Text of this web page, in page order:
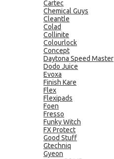
Cartec
Chemical Guys
Cleantle
Colad
Collinite
Colourlock
Concept
Daytona Speed Master
Dodo Juice
Evoxa
Finish Kare
Flex
Flexipads
Foen
Fresso
Funky Witch
FX Protect
Good Stuff
Gtechniq
Gyeon